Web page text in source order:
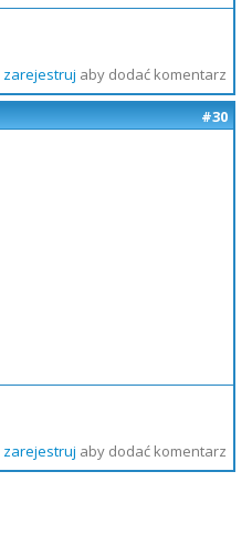
zarejestruj aby dodać komentarz
#30
zarejestruj aby dodać komentarz